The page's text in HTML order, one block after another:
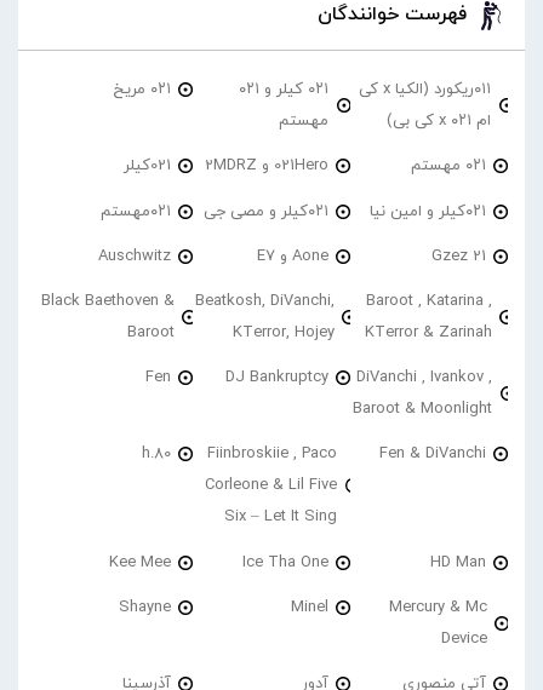
فهرست خوانندگان
۰۱۱ریکورد (الکیا x کی
ام ۰۲۱ x کی بی)
۰۲۱ کیلر و ۰۲۱
مهستم
۰۲۱ مریخ
۰۲۱ مهستم 021Hero و 2MDRZ 021کیلر
۰۲۱کیلر و امین نیا ۰۲۱کیلر و مصی جی ۰۲۱مهستم
21 Gzez Aone و E7 Auschwitz
Baroot , Katarina ,
KTerror & Zarinah
Beatkosh, DiVanchi,
KTerror, Hojey
Black Baethoven &
Baroot
DiVanchi , Ivankov ,
Baroot & Moonlight
DJ Bankruptcy
Fen
Fen & DiVanchi
Fiinbroskiie , Paco
Corleone & Lil Five
Six – Let It Sing
h.80
HD Man
Ice Tha One
Kee Mee
Mercury & Mc
Device
Minel
Shayne
آتی منصوری آدور آذرسینا